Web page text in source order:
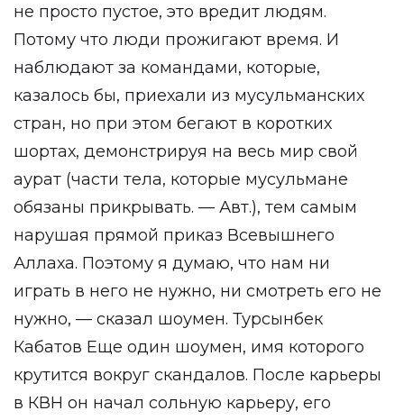
не просто пустое, это вредит людям.
Потому что люди прожигают время. И
наблюдают за командами, которые,
казалось бы, приехали из мусульманских
стран, но при этом бегают в коротких
шортах, демонстрируя на весь мир свой
аурат (части тела, которые мусульмане
обязаны прикрывать. — Авт.), тем самым
нарушая прямой приказ Всевышнего
Аллаха. Поэтому я думаю, что нам ни
играть в него не нужно, ни смотреть его не
нужно, — сказал шоумен. Турсынбек
Кабатов Еще один шоумен, имя которого
крутится вокруг скандалов. После карьеры
в КВН он начал сольную карьеру, его